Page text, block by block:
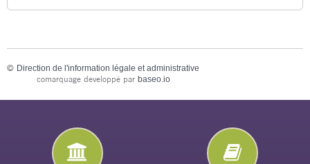
© Direction de l'information légale et administrative
comarquage developpé par baseo.io